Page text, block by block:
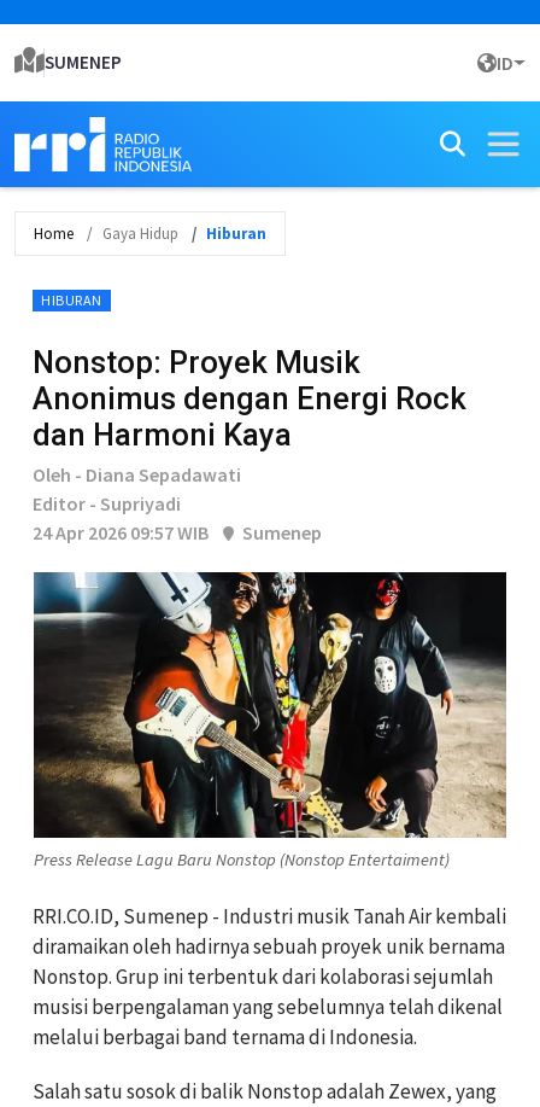
SUMENEP ID
Home Gaya Hidup Hiburan
HIBURAN
Nonstop: Proyek Musik
Anonimus dengan Energi Rock
dan Harmoni Kaya
Oleh - Diana Sepadawati
Editor - Supriyadi
24 Apr 2026 09:57 WIB
Sumenep
Press Release Lagu Baru Nonstop (Nonstop Entertaiment)
RRI.CO.ID, Sumenep - Industri musik Tanah Air kembali
diramaikan oleh hadirnya sebuah proyek unik bernama
Nonstop. Grup ini terbentuk dari kolaborasi sejumlah
musisi berpengalaman yang sebelumnya telah dikenal
melalui berbagai band ternama di Indonesia.
Salah satu sosok di balik Nonstop adalah Zewex, yang